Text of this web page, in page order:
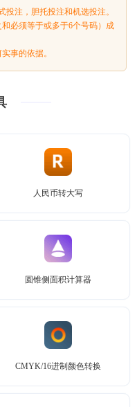
投注，胆托投注和机选投注。
必须等于或多于6个号码）成
事的依据。
人民币转大写
圆锥侧面积计算器
CMYK/16进制颜色转换